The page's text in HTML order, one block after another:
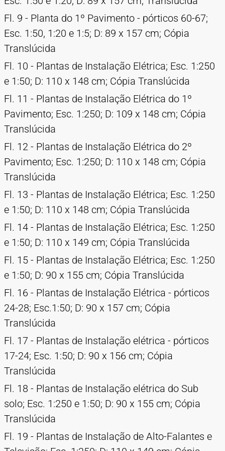
Fl. 9 - Planta do 1º Pavimento - pórticos 60-67;
Esc. 1:50, 1:20 e 1:5; D: 89 x 157 cm; Cópia
Translúcida
Fl. 10 - Plantas de Instalação Elétrica; Esc. 1:250
e 1:50; D: 110 x 148 cm; Cópia Translúcida
Fl. 11 - Plantas de Instalação Elétrica do 1º
Pavimento; Esc. 1:250; D: 109 x 148 cm; Cópia
Translúcida
Fl. 12 - Plantas de Instalação Elétrica do 2º
Pavimento; Esc. 1:250; D: 110 x 148 cm; Cópia
Translúcida
Fl. 13 - Plantas de Instalação Elétrica; Esc. 1:250
e 1:50; D: 110 x 148 cm; Cópia Translúcida
Fl. 14 - Plantas de Instalação Elétrica; Esc. 1:250
e 1:50; D: 110 x 149 cm; Cópia Translúcida
Fl. 15 - Plantas de Instalação Elétrica; Esc. 1:250
e 1:50; D: 90 x 155 cm; Cópia Translúcida
Fl. 16 - Plantas de Instalação Elétrica - pórticos
24-28; Esc.1:50; D: 90 x 157 cm; Cópia
Translúcida
Fl. 17 - Plantas de Instalação elétrica - pórticos
17-24; Esc. 1:50; D: 90 x 156 cm; Cópia
Translúcida
Fl. 18 - Plantas de Instalação elétrica do Sub
solo; Esc. 1:250 e 1:50; D: 90 x 155 cm; Cópia
Translúcida
Fl. 19 - Plantas de Instalação de Alto-Falantes e